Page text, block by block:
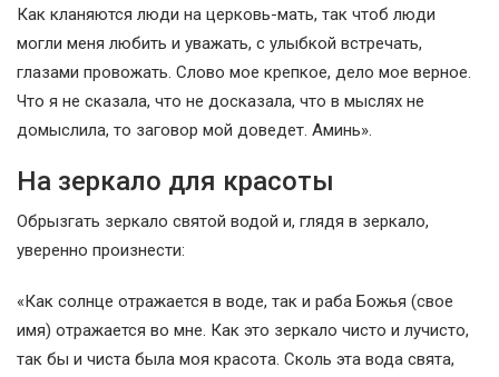
Как кланяются люди на церковь-мать, так чтоб люди
могли меня любить и уважать, с улыбкой встречать,
глазами провожать. Слово мое крепкое, дело мое верное.
Что я не сказала, что не досказала, что в мыслях не
домыслила, то заговор мой доведет. Аминь».
На зеркало для красоты
Обрызгать зеркало святой водой и, глядя в зеркало,
уверенно произнести:
«Как солнце отражается в воде, так и раба Божья (свое
имя) отражается во мне. Как это зеркало чисто и лучисто,
так бы и чиста была моя красота. Сколь эта вода свята,